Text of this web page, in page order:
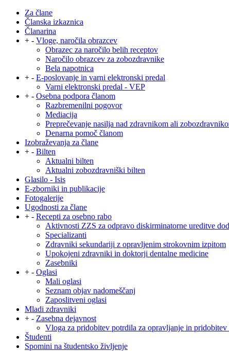
Za člane
Članska izkaznica
Članarina
+ - Vloge, naročila obrazcev
Obrazec za naročilo belih receptov
Naročilo obrazcev za zobozdravnike
Bela napotnica
+ - E-poslovanje in varni elektronski predal
Varni elektronski predal - VEP
+ - Osebna podpora članom
Razbremenilni pogovor
Mediacija
Preprečevanje nasilja nad zdravnikom ali
Denarna pomoč članom
Izobraževanja za člane
+ - Bilten
Aktualni bilten
Aktualni zobozdravniški bilten
Glasilo - Isis
E-zborniki in publikacije
Fotogalerije
Ugodnosti za člane
+ - Recepti za osebno rabo
Aktivnosti ZZS za odpravo diskirminatorne ureditve
Specializanti
Zdravniki sekundariji z opravljenim strokovnim izpitom
Upokojeni zdravniki in doktorji dentalne medicine
Zasebniki
+ - Oglasi
Mali oglasi
Seznam objav nadomeščanj
Zaposlitveni oglasi
Mladi zdravniki
+ - Zasebna dejavnost
Vloga za pridobitev potrdila za opravljanje in pridobitev
Študenti
Spomini na študentsko življenje